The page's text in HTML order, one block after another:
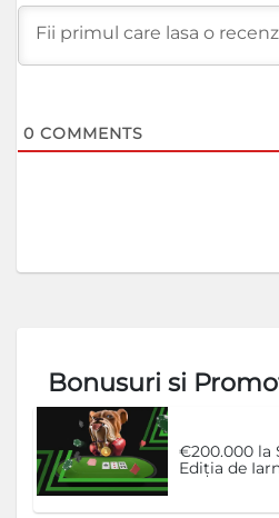
0 COMMENTS
Bonusuri si
€200.000 la
Ediția de